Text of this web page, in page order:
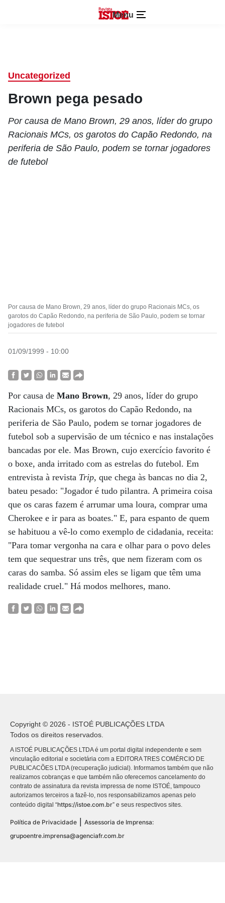
Menu
Uncategorized
Brown pega pesado
Por causa de Mano Brown, 29 anos, líder do grupo
Racionais MCs, os garotos do Capão Redondo, na
periferia de São Paulo, podem se tornar jogadores
de futebol
Por causa de Mano Brown, 29 anos, líder do grupo Racionais MCs, os
garotos do Capão Redondo, na periferia de São Paulo, podem se tornar
jogadores de futebol
01/09/1999 - 10:00
Por causa de Mano Brown, 29 anos, líder do grupo
Racionais MCs, os garotos do Capão Redondo, na
periferia de São Paulo, podem se tornar jogadores de
futebol sob a supervisão de um técnico e nas instalações
bancadas por ele. Mas Brown, cujo exercício favorito é
o boxe, anda irritado com as estrelas do futebol. Em
entrevista à revista Trip, que chega às bancas no dia 2,
bateu pesado: "Jogador é tudo pilantra. A primeira coisa
que os caras fazem é arrumar uma loura, comprar uma
Cherokee e ir para as boates." E, para espanto de quem
se habituou a vê-lo como exemplo de cidadania, receita:
"Para tomar vergonha na cara e olhar para o povo deles
tem que sequestrar uns três, que nem fizeram com os
caras do samba. Só assim eles se ligam que têm uma
realidade cruel." Há modos melhores, mano.
Copyright © 2026 - ISTOÉ PUBLICAÇÕES LTDA
Todos os direitos reservados.
A ISTOÉ PUBLICAÇÕES LTDA é um portal digital independente e sem
vinculação editorial e societária com a EDITORA TRES COMÉRCIO DE
PUBLICACÕES LTDA (recuperação judicial). Informamos também que não
realizamos cobranças e que também não oferecemos cancelamento do
contrato de assinatura da revista impressa de nome ISTOÉ, tampouco
autorizamos terceiros a fazê-lo, nos responsabilizamos apenas pelo
conteúdo digital “https://istoe.com.br” e seus respectivos sites.
Política de Privacidade
Assessoria de Imprensa:
grupoentre.imprensa@agenciafr.com.br